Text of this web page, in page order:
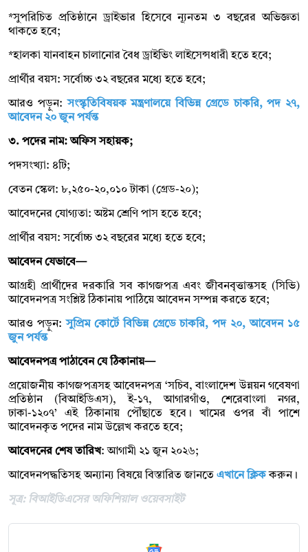
*সুপরিচিত প্রতিষ্ঠানে ড্রাইভার হিসেবে ন্যূনতম ৩ বছরের অভিজ্ঞতা
থাকতে হবে;
*হালকা যানবাহন চালানোর বৈধ ড্রাইভিং লাইসেন্সধারী হতে হবে;
প্রার্থীর বয়স: সর্বোচ্চ ৩২ বছরের মধ্যে হতে হবে;
আরও পড়ুন:সংস্কৃতিবিষয়ক মন্ত্রণালয়ে বিভিন্ন গ্রেডে চাকরি, পদ ২৭,
আবেদন ২০ জুন পর্যন্ত
৩. পদের নাম: অফিস সহায়ক;
পদসংখ্যা: ৪টি;
বেতন স্কেল: ৮,২৫০-২০,০১০ টাকা (গ্রেড-২০);
আবেদনের যোগ্যতা: অষ্টম শ্রেণি পাস হতে হবে;
প্রার্থীর বয়স: সর্বোচ্চ ৩২ বছরের মধ্যে হতে হবে;
আবেদন যেভাবে—
আগ্রহী প্রার্থীদের দরকারি সব কাগজপত্র এবং জীবনবৃত্তান্তসহ (সিভি)
আবেদনপত্র সংশ্লিষ্ট ঠিকানায় পাঠিয়ে আবেদন সম্পন্ন করতে হবে;
আরও পড়ুন:সুপ্রিম কোর্টে বিভিন্ন গ্রেডে চাকরি, পদ ২০, আবেদন ১৫
জুন পর্যন্ত
আবেদনপত্র পাঠাবেন যে ঠিকানায়—
প্রয়োজনীয় কাগজপত্রসহ আবেদনপত্র ‘সচিব, বাংলাদেশ উন্নয়ন গবেষণা
প্রতিষ্ঠান (বিআইডিএস), ই-১৭, আগারগাঁও, শেরেবাংলা নগর,
ঢাকা-১২০৭’ এই ঠিকানায় পৌঁছাতে হবে। খামের ওপর বাঁ পাশে
আবেদনকৃত পদের নাম উল্লেখ করতে হবে;
আবেদনের শেষ তারিখ: আগামী ২১ জুন ২০২৬;
আবেদনপদ্ধতিসহ অন্যান্য বিষয়ে বিস্তারিত জানতে এখানে ক্লিককরুন।
সূত্র: বিআইডিএসের অফিশিয়াল ওয়েবসাইট